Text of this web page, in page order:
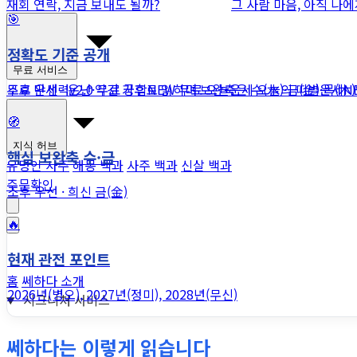
재회 연락, 지금 보내도 될까?
그 사람 마음, 아직 나
무료 서비스
무료 만세력v2.0무료 궁합NEW무료 오늘운세오늘의 띠별운세
지식 허브
유명인 사주해몽 백과 사주 백과 신살 백과
주문확인
홈 쎄하다 소개
시그니처 서비스
🎯
정확도 기준 공개
조후 우선 · 온난·약건 기후로 읽히며 보완축은 수(水)·금(金)·목(木
🧭
핵심 보완축 수·금
조후 우선 · 희신 금(金)
🔥
현재 관전 포인트
2026년(병오), 2027년(정미), 2028년(무신)
쎄하다는 이렇게 읽습니다